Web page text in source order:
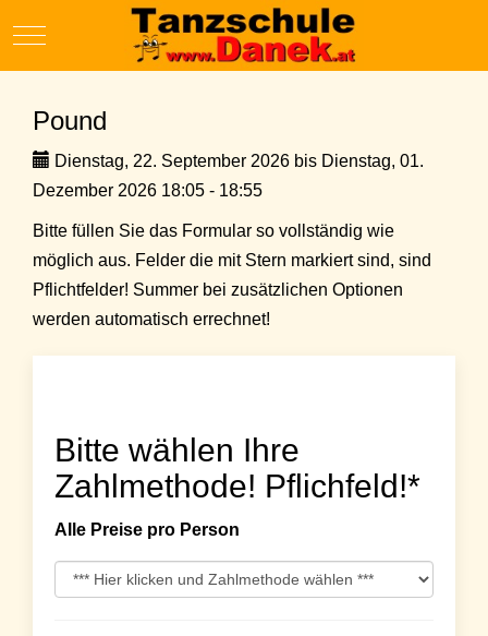
Mobile Menu Toggle
Pound
Dienstag, 22. September 2026 bis Dienstag, 01.
Dezember 2026 18:05 - 18:55
Bitte füllen Sie das Formular so vollständig wie
möglich aus. Felder die mit Stern markiert sind, sind
Pflichtfelder! Summer bei zusätzlichen Optionen
werden automatisch errechnet!
Bitte wählen Ihre
Zahlmethode! Pflichfeld!*
Alle Preise pro Person